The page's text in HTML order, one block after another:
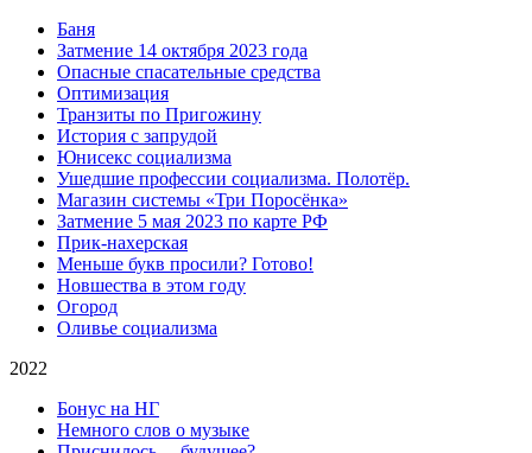
Баня
Затмение 14 октября 2023 года
Опасные спасательные средства
Оптимизация
Транзиты по Пригожину
История с запрудой
Юнисекс социализма
Ушедшие профессии социализма. Полотёр.
Магазин системы «Три Поросёнка»
Затмение 5 мая 2023 по карте РФ
Прик-нахерская
Меньше букв просили? Готово!
Новшества в этом году
Огород
Оливье социализма
2022
Бонус на НГ
Немного слов о музыке